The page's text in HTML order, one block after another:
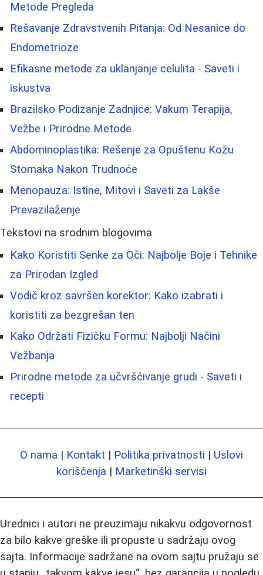
Metode Pregleda
Rešavanje Zdravstvenih Pitanja: Od Nesanice do
Endometrioze
Efikasne metode za uklanjanje celulita - Saveti i
iskustva
Brazilsko Podizanje Zadnjice: Vakum Terapija,
Vežbe i Prirodne Metode
Abdominoplastika: Rešenje za Opuštenu Kožu
Stomaka Nakon Trudnoće
Menopauza: Istine, Mitovi i Saveti za Lakše
Prevazilaženje
Tekstovi na srodnim blogovima
Kako Koristiti Senke za Oči: Najbolje Boje i Tehnike
za Prirodan Izgled
Vodič kroz savršen korektor: Kako izabrati i
koristiti za bezgrešan ten
Kako Održati Fizičku Formu: Najbolji Načini
Vežbanja
Prirodne metode za učvršćivanje grudi - Saveti i
recepti
O nama | Kontakt | Politika privatnosti | Uslovi
korišćenja | Marketinški servisi
Urednici i autori ne preuzimaju nikakvu odgovornost
za bilo kakve greške ili propuste u sadržaju ovog
sajta. Informacije sadržane na ovom sajtu pružaju se